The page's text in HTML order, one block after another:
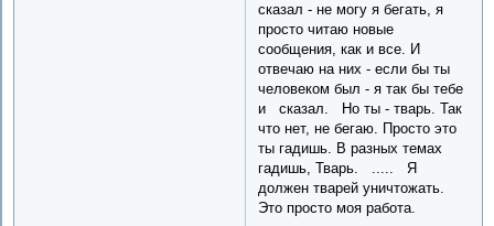
сказал - не могу я бегать, я
просто читаю новые
сообщения, как и все. И
отвечаю на них - если бы ты
человеком был - я так бы тебе
и сказал. Но ты - тварь. Так
что нет, не бегаю. Просто это
ты гадишь. В разных темах
гадишь, Тварь. ..... Я
должен тварей уничтожать.
Это просто моя работа.